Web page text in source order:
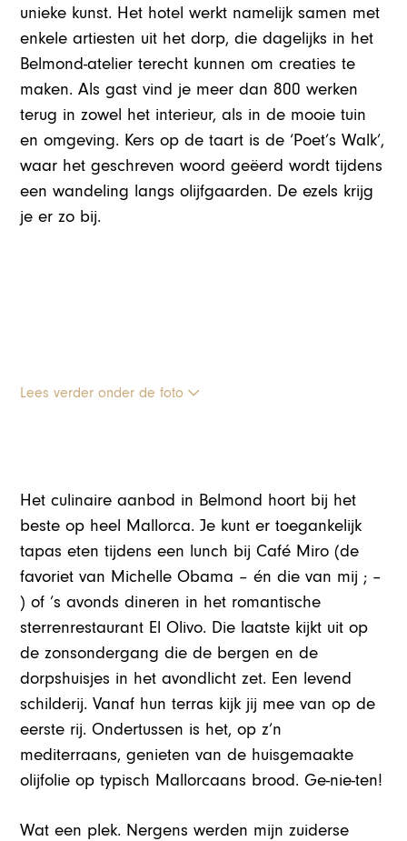
unieke kunst. Het hotel werkt namelijk samen met
enkele artiesten uit het dorp, die dagelijks in het
Belmond-atelier terecht kunnen om creaties te
maken. Als gast vind je meer dan 800 werken
terug in zowel het interieur, als in de mooie tuin
en omgeving. Kers op de taart is de ‘Poet’s Walk’,
waar het geschreven woord geëerd wordt tijdens
een wandeling langs olijfgaarden. De ezels krijg
je er zo bij.
Lees verder onder de foto
Het culinaire aanbod in Belmond hoort bij het
beste op heel Mallorca. Je kunt er toegankelijk
tapas eten tijdens een lunch bij Café Miro (de
favoriet van Michelle Obama – én die van mij ; –
) of ’s avonds dineren in het romantische
sterrenrestaurant El Olivo. Die laatste kijkt uit op
de zonsondergang die de bergen en de
dorpshuisjes in het avondlicht zet. Een levend
schilderij. Vanaf hun terras kijk jij mee van op de
eerste rij. Ondertussen is het, op z’n
mediterraans, genieten van de huisgemaakte
olijfolie op typisch Mallorcaans brood. Ge-nie-ten!
Wat een plek. Nergens werden mijn zuiderse